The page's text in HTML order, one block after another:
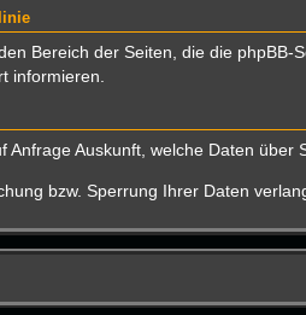
Bereich der Seiten, die die
informieren.
Anfrage Auskunft, welche Daten über
bzw. Sperrung Ihrer Daten